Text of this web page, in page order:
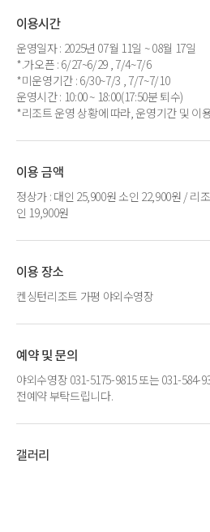
이용시간
운영일자 : 2025년 07월 11일 ~ 08월 17일
*.가오픈 : 6/27~6/29 , 7/4~7/6
*미운영기간 : 6/30~7/3 , 7/7~7/10
운영시간 : 10:00 ~ 18:00(17:50분 퇴수)
*리조트 운영 상황에 따라, 운영기간 및 이
이용 금액
정상가 : 대인 25,900원 소인 22,900원 / 리
인 19,900원
이용 장소
켄싱턴리조트 가평 야외수영장
예약 및 문의
야외수영장 031-5175-9815 또는 031-584-
전예약 부탁드립니다.
갤러리